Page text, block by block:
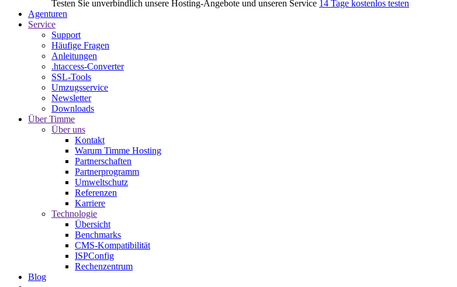
Testen Sie unverbindlich unsere Hosting-Angebote und unseren Service 14 Tage kostenlos testen
Agenturen
Service
Support
Häufige Fragen
Anleitungen
.htaccess-Converter
SSL-Tools
Umzugsservice
Newsletter
Downloads
Über Timme
Über uns
Kontakt
Warum Timme Hosting
Partnerschaften
Partnerprogramm
Umweltschutz
Referenzen
Karriere
Technologie
Übersicht
Benchmarks
CMS-Kompatibilität
ISPConfig
Rechenzentrum
Blog